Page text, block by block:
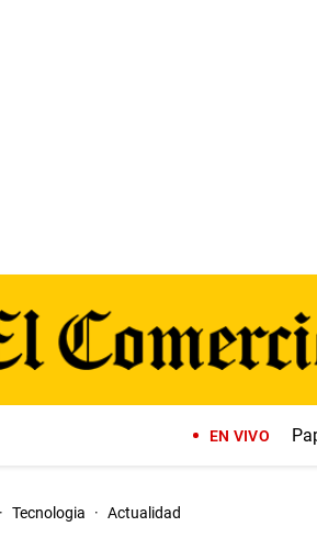
EN VIVO
· Tecnologia · Actualidad